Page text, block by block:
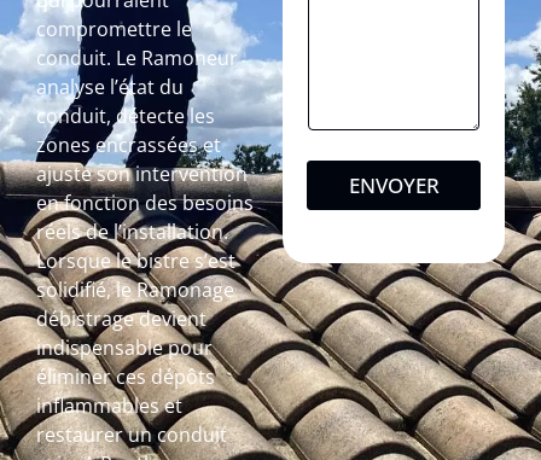
compromettre le
conduit. Le Ramoneur
analyse l’état du
conduit, détecte les
zones encrassées et
ajuste son intervention
en fonction des besoins
réels de l’installation.
Lorsque le bistre s’est
solidifié, le Ramonage
débistrage devient
indispensable pour
éliminer ces dépôts
inflammables et
restaurer un conduit
ENVOYER